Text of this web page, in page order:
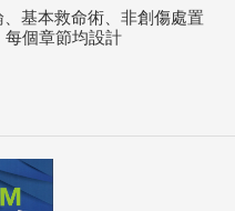
基本救命術、非創傷處置
每個章節均設計